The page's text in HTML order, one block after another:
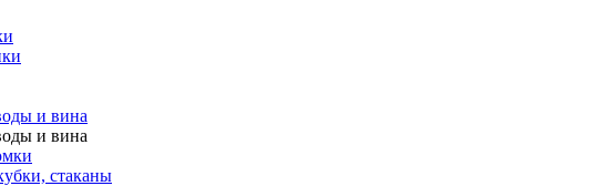
и вина
и вина
стаканы